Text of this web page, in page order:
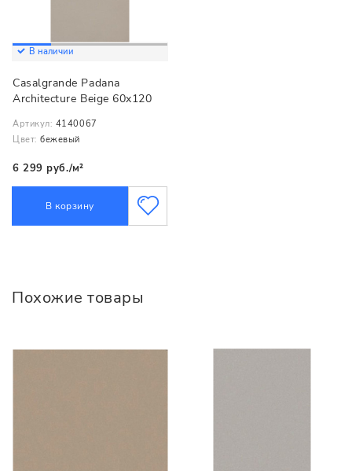
В наличии
Casalgrande Padana
Architecture Beige 60x120
Артикул: 4140067
Цвет: бежевый
6 299 руб./м²
В корзину
Похожие товары